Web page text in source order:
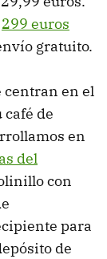
299 euros
gratuito.
centran en el
de
en
del
con
para
de